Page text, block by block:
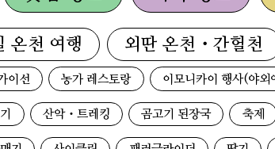
온천 여행 외딴 온천・간헐천
이선 농가 레스토랑 이모니카이 행사(야외
산악・트레킹 곰고기 된장국 축제